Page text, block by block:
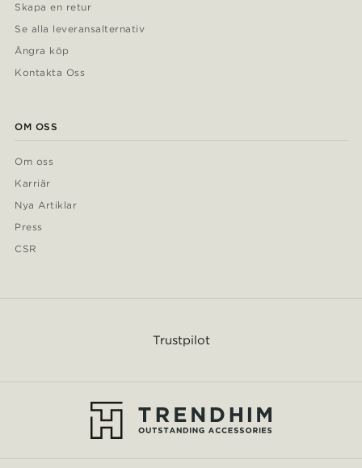
Skapa en retur
Se alla leveransalternativ
Ångra köp
Kontakta Oss
OM OSS
Om oss
Karriär
Nya Artiklar
Press
CSR
Trustpilot